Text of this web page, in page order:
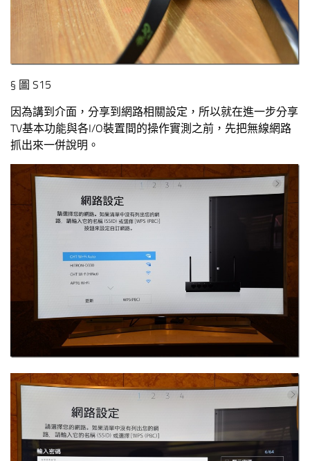
§ 圖 S15
因為講到介面，分享到網路相關設定，所以就在進一步分享
TV基本功能與各I/O裝置間的操作實測之前，先把無線網路
抓出來一併說明。